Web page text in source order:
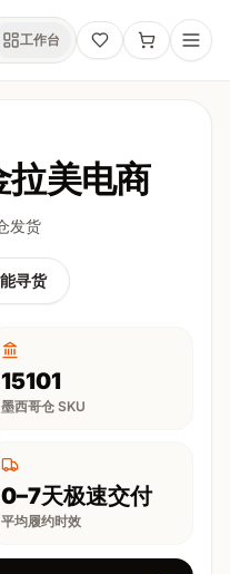
工作台
拉美电商
发货
寻货
15101
墨西哥仓 SKU
0–7天极速交付
平均履约时效